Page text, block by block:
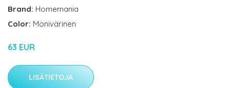
Brand: Homemania
Color: Monivärinen
63 EUR
LISÄTIETOJA